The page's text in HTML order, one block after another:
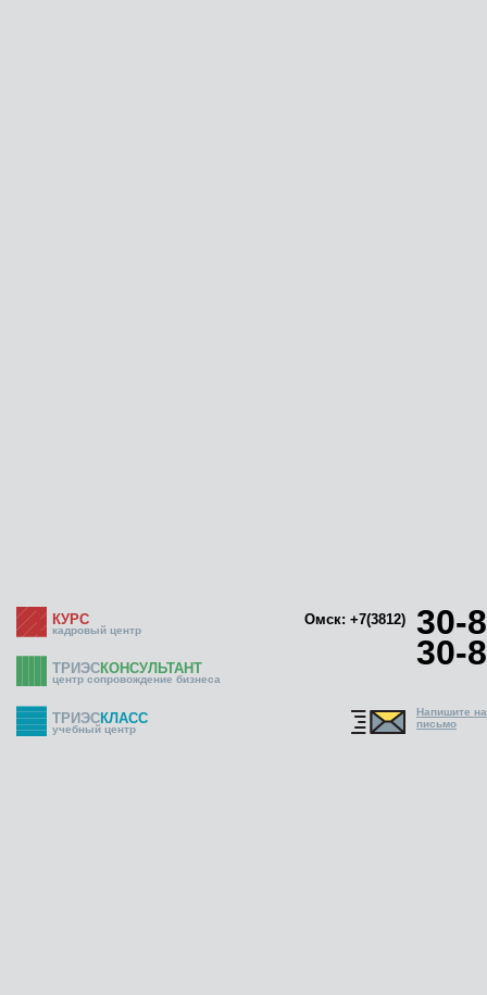
КУРС
кадровый центр
Омск: +7(3812) 30-
30-
ТРИЭСКОНСУЛЬТАНТ
центр сопровождение бизнеса
ТРИЭСКЛАСС
учебный центр
Напишите
письмо